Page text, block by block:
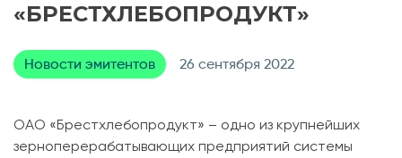
«БРЕСТХЛЕБОПРОДУКТ»
Новости эмитентов 26 сентября 2022
ОАО «Брестхлебопродукт» – одно из крупнейших
зерноперерабатывающих предприятий системы